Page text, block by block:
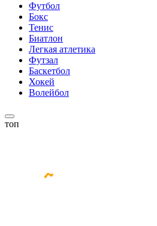
Футбол
Бокс
Тенис
Биатлон
Легкая атлетика
Футзал
Баскетбол
Хокей
Волейбол
топ